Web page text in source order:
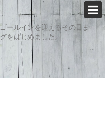
ールインを迎えるその日ま
をはじめました。